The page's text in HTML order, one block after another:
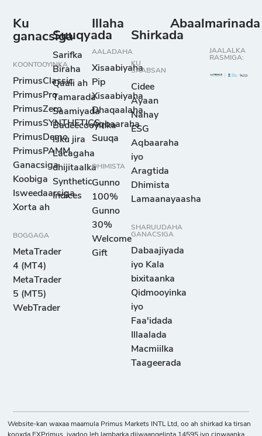
Ku
ganacsiga
KOONTOOYINKA
PrimusClassic
PrimusPro
PrimusZero
PrimusSYNTHETICS
PrimusDemo
PrimusPAMM
Ganacsiga
Koobiga
Isweedaarsiga
Xorta ah
BOGGAGA
MetaTrader
4 (MT4)
MetaTrader
5 (MT5)
WebTrader
Suuqyada
Sarifka
Biraha
Qaali ah
Tamarada
Saamiyada
Badeecooyinka
isku jira
Lacagaha
dhijitaalka
Synthetic
Indices
Illaha
AALADAHA
Xisaabiyaha
Pip
Xisaabiyaha
Dhaqaalaha
Aqbaaraha
Suuqa
DHIMISTA
Gunno
100%
Gunno
30%
Welcome
Gift
Shirkada
KU
SAABSAN
Cidee
Ayaan
Nahay
ESG
Aqbaaraha
iyo
Aragtida
Dhimista
Lamaanayaasha
SHARUUDAHA
GANACSIGA
Dabaajiyada
iyo Kala
bixitaanka
Qidmooyinka
iyo
Faa'idada
Illaalada
Macmiilka
Taageerada
Abaalmarinada
JAALALKA
RASMIGA:
Website-kan waxaa maamula Primus Markets INTL Ltd, oo ah shirkad ka tirsan